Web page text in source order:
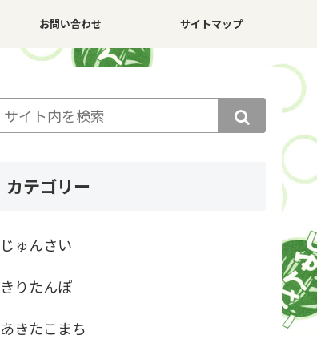
お問い合わせ サイトマップ
カテゴリー
じゅんさい
きりたんぽ
あきたこまち